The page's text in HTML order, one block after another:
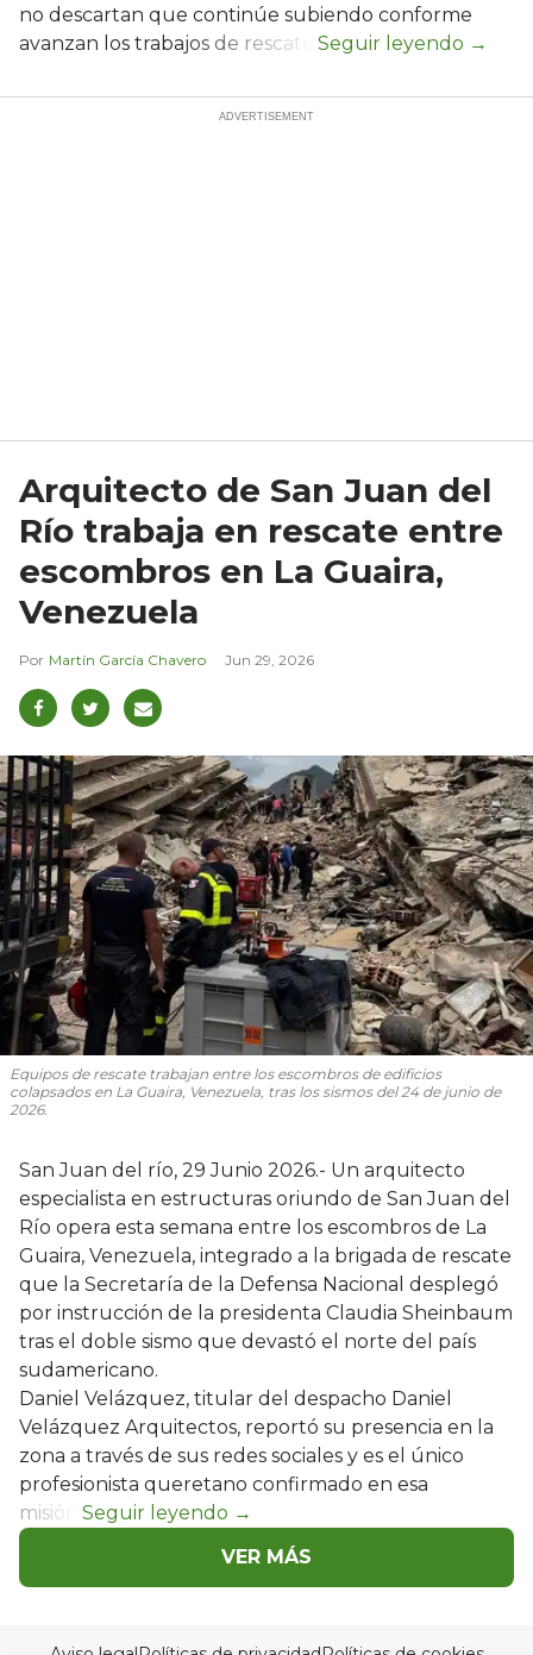
no descartan que continúe subiendo conforme
avanzan los trabajos de rescate.
Arquitecto de San Juan del
Río trabaja en rescate entre
escombros en La Guaira,
Venezuela
Martín García Chavero Jun 29, 2026
Equipos de rescate trabajan entre los escombros de edificios
colapsados en La Guaira, Venezuela, tras los sismos del 24 de junio de
2026.
San Juan del río, 29 Junio 2026.- Un arquitecto
especialista en estructuras oriundo de San Juan del
Río opera esta semana entre los escombros de La
Guaira, Venezuela, integrado a la brigada de rescate
que la Secretaría de la Defensa Nacional desplegó
por instrucción de la presidenta Claudia Sheinbaum
tras el doble sismo que devastó el norte del país
sudamericano.
Daniel Velázquez, titular del despacho Daniel
Velázquez Arquitectos, reportó su presencia en la
zona a través de sus redes sociales y es el único
profesionista queretano confirmado en esa
misión.
VER MÁS